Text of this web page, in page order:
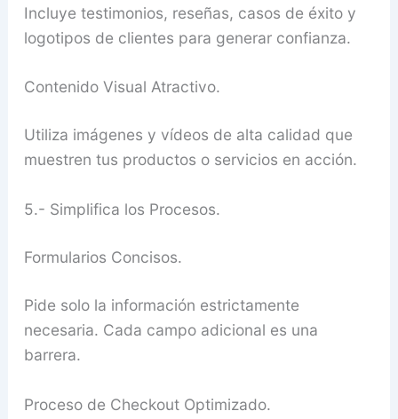
Incluye testimonios, reseñas, casos de éxito y
logotipos de clientes para generar confianza.
Contenido Visual Atractivo.
Utiliza imágenes y vídeos de alta calidad que
muestren tus productos o servicios en acción.
5.- Simplifica los Procesos.
Formularios Concisos.
Pide solo la información estrictamente
necesaria. Cada campo adicional es una
barrera.
Proceso de Checkout Optimizado.